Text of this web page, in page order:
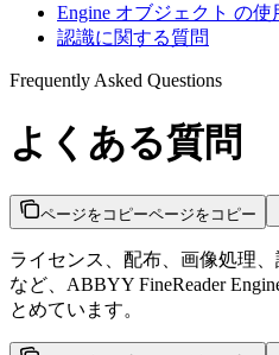
Engine オブジェクト の使
認識に関する質問
Frequently Asked Questions
よくある質問
ページをコピーページをコピー
ライセンス、配布、画像処理
など、ABBYY FineReader
とめています。